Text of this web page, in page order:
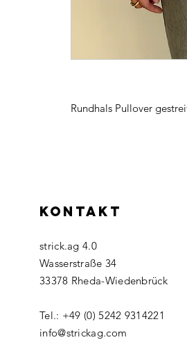
Rundhals Pullover
KONTAKT
strick.ag 4.0
Wasserstraße 34
33378 Rheda-Wiedenbrück
Tel.: +49 (0) 5242 9314221
info@strickag.com